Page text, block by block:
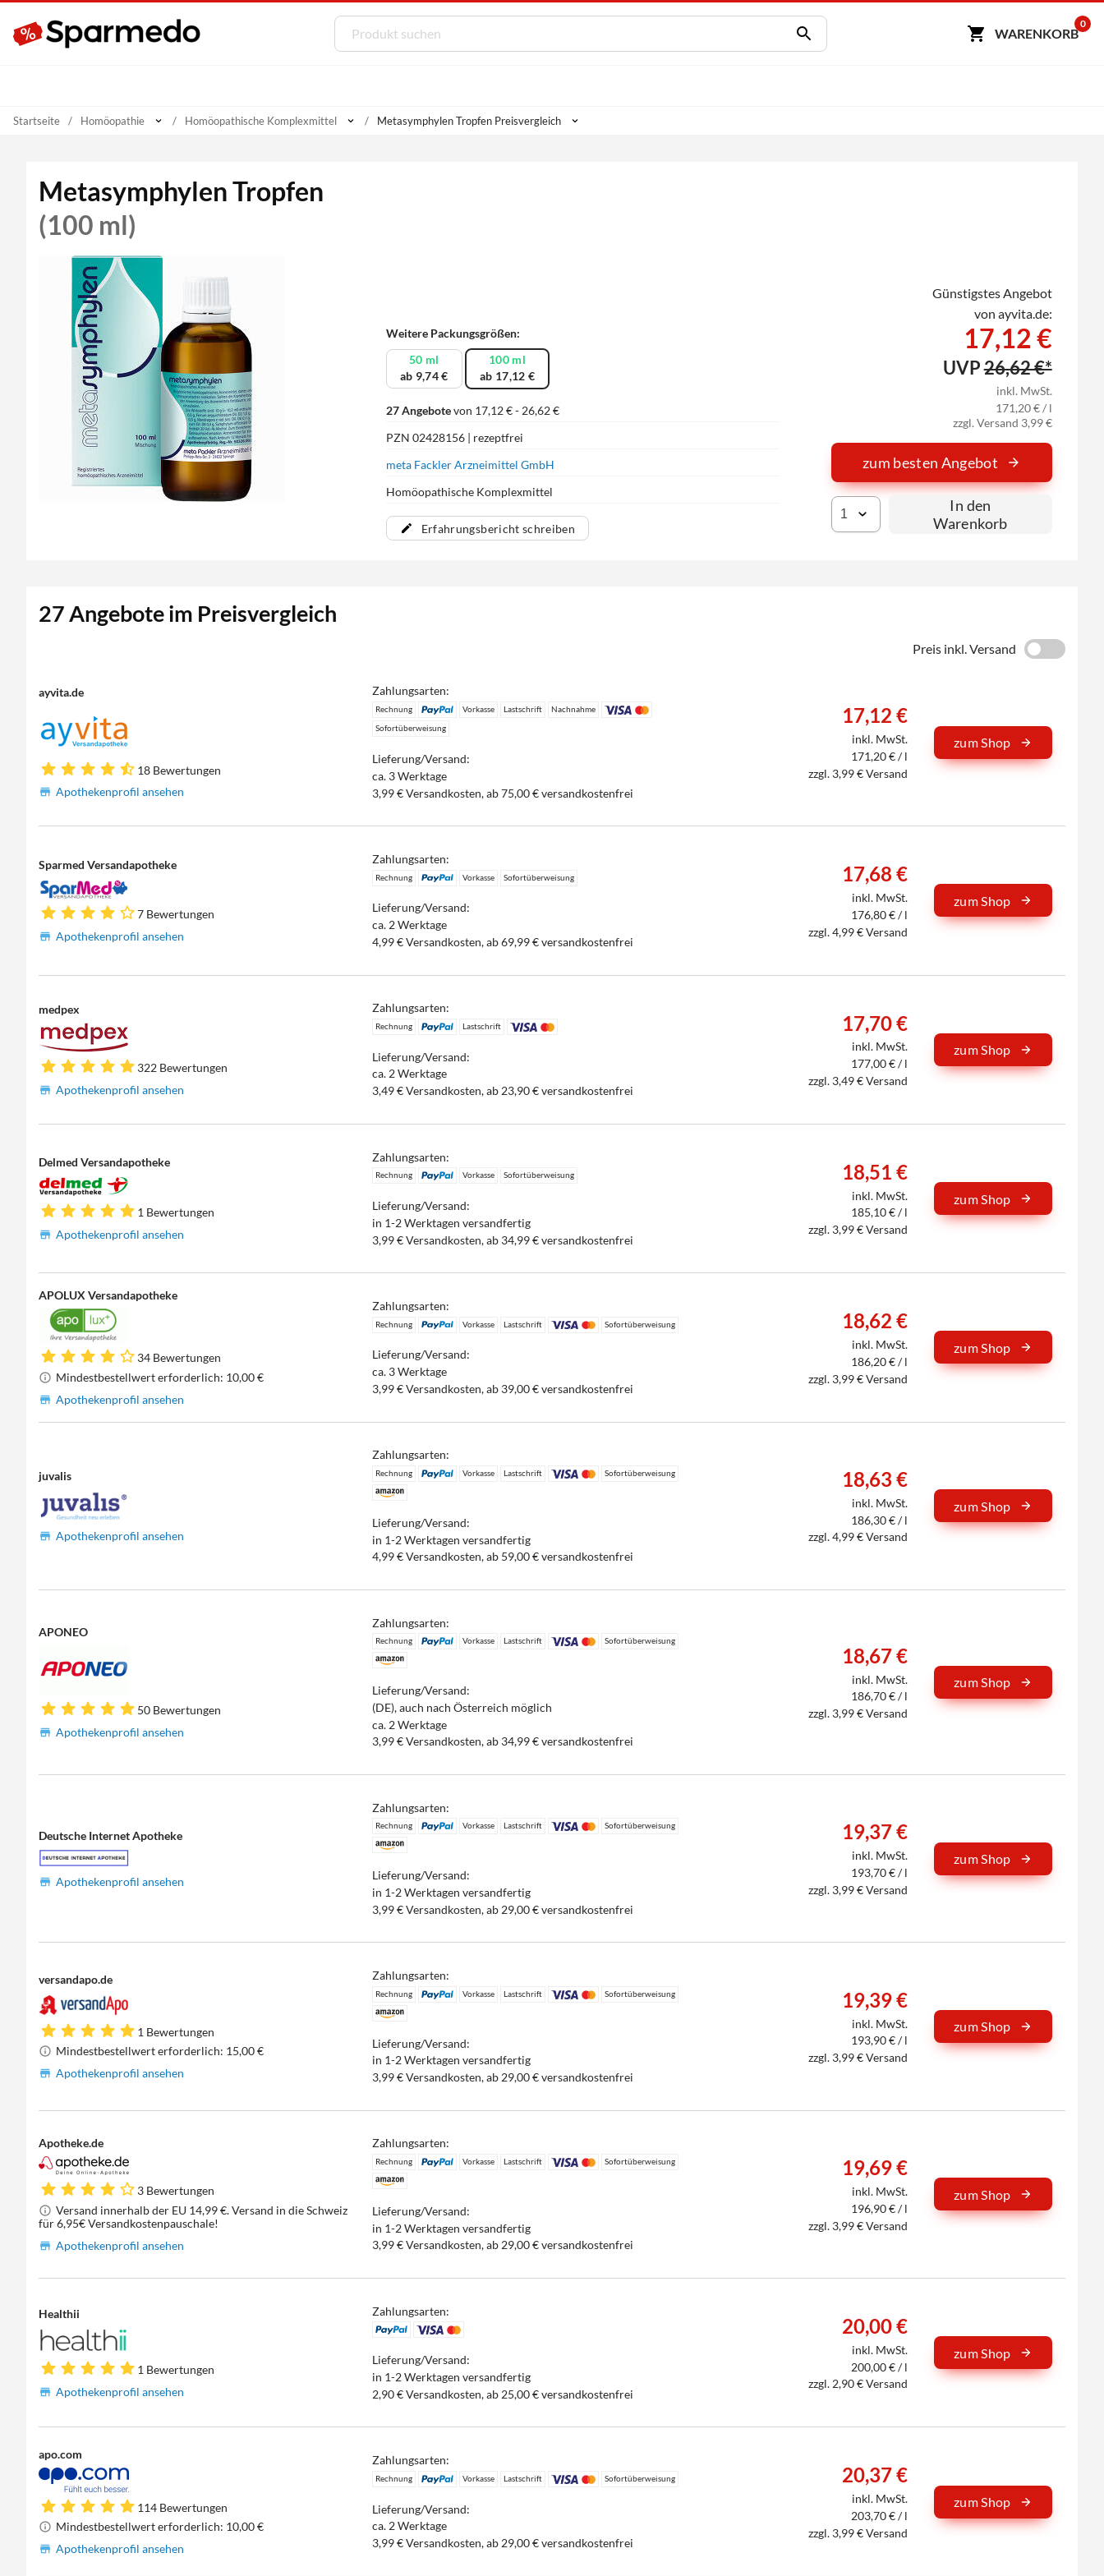
WARENKORB
0
Startseite Homöopathie Homöopathische Komplexmittel Metasymphylen Tropfen Preisvergleich
Metasymphylen Tropfen
(100 ml)
Weitere Packungsgrößen:
50 ml
ab 9,74 €
100 ml
ab 17,12 €
27 Angebotevon 17,12 € - 26,62 €
PZN 02428156 | rezeptfrei
meta Fackler Arzneimittel GmbH
Homöopathische Komplexmittel
Erfahrungsbericht schreiben
Günstigstes Angebot
von ayvita.de:
17,12 €
UVP26,62 €*
inkl. MwSt.
171,20 € / l
zzgl. Versand 3,99 €
zum besten Angebot
In den
Warenkorb
27 Angebote im Preisvergleich
Preis inkl. Versand
ayvita.de
18 Bewertungen
Apothekenprofil ansehen
Zahlungsarten:
Rechnung Vorkasse Lastschrift
Nachnahme
Sofortüberweisung
Lieferung/Versand:
ca. 3 Werktage
3,99 € Versandkosten, ab 75,00 € versandkostenfrei
17,12 €
inkl. MwSt.
171,20 € / l
zzgl. 3,99 € Versand
zum Shop
Sparmed Versandapotheke
7 Bewertungen
Apothekenprofil ansehen
Zahlungsarten:
Rechnung Vorkasse Sofortüberweisung
Lieferung/Versand:
ca. 2 Werktage
4,99 € Versandkosten, ab 69,99 € versandkostenfrei
17,68 €
inkl. MwSt.
176,80 € / l
zzgl. 4,99 € Versand
zum Shop
medpex
322 Bewertungen
Apothekenprofil ansehen
Zahlungsarten:
Rechnung Lastschrift
Lieferung/Versand:
ca. 2 Werktage
3,49 € Versandkosten, ab 23,90 € versandkostenfrei
17,70 €
inkl. MwSt.
177,00 € / l
zzgl. 3,49 € Versand
zum Shop
Delmed Versandapotheke
1 Bewertungen
Apothekenprofil ansehen
Zahlungsarten:
Rechnung Vorkasse Sofortüberweisung
Lieferung/Versand:
in 1-2 Werktagen versandfertig
3,99 € Versandkosten, ab 34,99 € versandkostenfrei
18,51 €
inkl. MwSt.
185,10 € / l
zzgl. 3,99 € Versand
zum Shop
APOLUX Versandapotheke
34 Bewertungen
Mindestbestellwert erforderlich: 10,00 €
Apothekenprofil ansehen
Zahlungsarten:
Rechnung Vorkasse Lastschrift Sofortüberweisung
Lieferung/Versand:
ca. 3 Werktage
3,99 € Versandkosten, ab 39,00 € versandkostenfrei
18,62 €
inkl. MwSt.
186,20 € / l
zzgl. 3,99 € Versand
zum Shop
juvalis
Apothekenprofil ansehen
Zahlungsarten:
Rechnung Vorkasse Lastschrift Sofortüberweisung
Lieferung/Versand:
in 1-2 Werktagen versandfertig
4,99 € Versandkosten, ab 59,00 € versandkostenfrei
18,63 €
inkl. MwSt.
186,30 € / l
zzgl. 4,99 € Versand
zum Shop
APONEO
50 Bewertungen
Apothekenprofil ansehen
Zahlungsarten:
Rechnung Vorkasse Lastschrift Sofortüberweisung
Lieferung/Versand:
(DE), auch nach Österreich möglich
ca. 2 Werktage
3,99 € Versandkosten, ab 34,99 € versandkostenfrei
18,67 €
inkl. MwSt.
186,70 € / l
zzgl. 3,99 € Versand
zum Shop
Deutsche Internet Apotheke
Apothekenprofil ansehen
Zahlungsarten:
Rechnung Vorkasse Lastschrift Sofortüberweisung
Lieferung/Versand:
in 1-2 Werktagen versandfertig
3,99 € Versandkosten, ab 29,00 € versandkostenfrei
19,37 €
inkl. MwSt.
193,70 € / l
zzgl. 3,99 € Versand
zum Shop
versandapo.de
1 Bewertungen
Mindestbestellwert erforderlich: 15,00 €
Apothekenprofil ansehen
Zahlungsarten:
Rechnung Vorkasse Lastschrift Sofortüberweisung
Lieferung/Versand:
in 1-2 Werktagen versandfertig
3,99 € Versandkosten, ab 29,00 € versandkostenfrei
19,39 €
inkl. MwSt.
193,90 € / l
zzgl. 3,99 € Versand
zum Shop
Apotheke.de
3 Bewertungen
Versand innerhalb der EU 14,99 €. Versand in die Schweiz
für 6,95€ Versandkostenpauschale!
Apothekenprofil ansehen
Zahlungsarten:
Rechnung Vorkasse Lastschrift Sofortüberweisung
Lieferung/Versand:
in 1-2 Werktagen versandfertig
3,99 € Versandkosten, ab 29,00 € versandkostenfrei
19,69 €
inkl. MwSt.
196,90 € / l
zzgl. 3,99 € Versand
zum Shop
Healthii
1 Bewertungen
Apothekenprofil ansehen
Zahlungsarten:
Lieferung/Versand:
in 1-2 Werktagen versandfertig
2,90 € Versandkosten, ab 25,00 € versandkostenfrei
20,00 €
inkl. MwSt.
200,00 € / l
zzgl. 2,90 € Versand
zum Shop
apo.com
114 Bewertungen
Mindestbestellwert erforderlich: 10,00 €
Apothekenprofil ansehen
Zahlungsarten:
Rechnung Vorkasse Lastschrift Sofortüberweisung
Lieferung/Versand:
ca. 2 Werktage
3,99 € Versandkosten, ab 29,00 € versandkostenfrei
20,37 €
inkl. MwSt.
203,70 € / l
zzgl. 3,99 € Versand
zum Shop